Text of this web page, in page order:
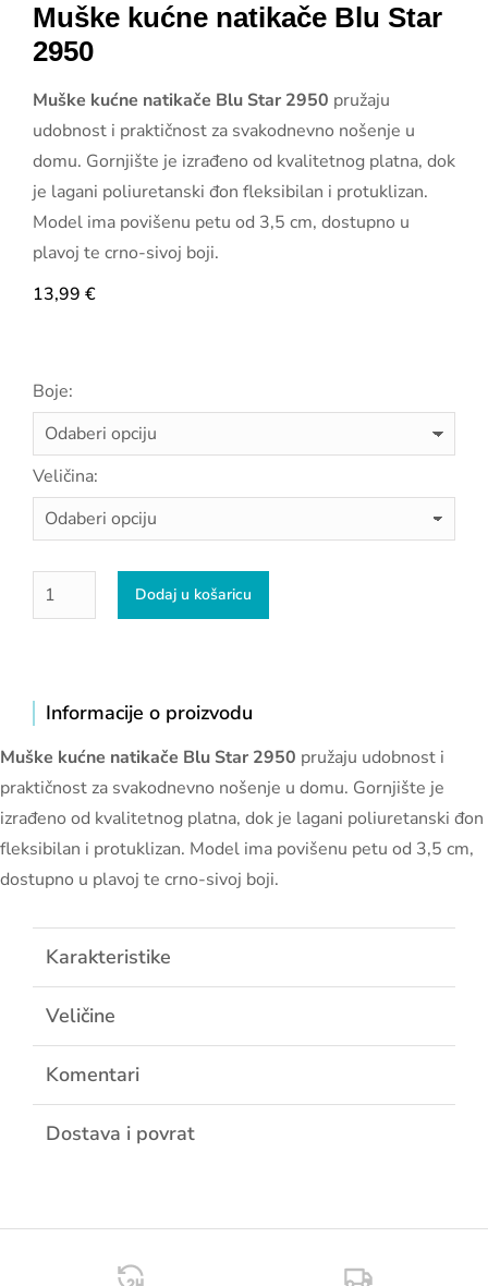
Muške kućne natikače Blu Star
2950
Muške kućne natikače Blu Star 2950 pružaju
udobnost i praktičnost za svakodnevno nošenje u
domu. Gornjište je izrađeno od kvalitetnog platna, dok
je lagani poliuretanski đon fleksibilan i protuklizan.
Model ima povišenu petu od 3,5 cm, dostupno u
plavoj te crno-sivoj boji.
13,99 €
Boje:
Veličina:
Dodaj u košaricu
Informacije o proizvodu
Muške kućne natikače Blu Star 2950 pružaju udobnost i
praktičnost za svakodnevno nošenje u domu. Gornjište je
izrađeno od kvalitetnog platna, dok je lagani poliuretanski đon
fleksibilan i protuklizan. Model ima povišenu petu od 3,5 cm,
dostupno u plavoj te crno-sivoj boji.
Karakteristike
Veličine
Komentari
Dostava i povrat